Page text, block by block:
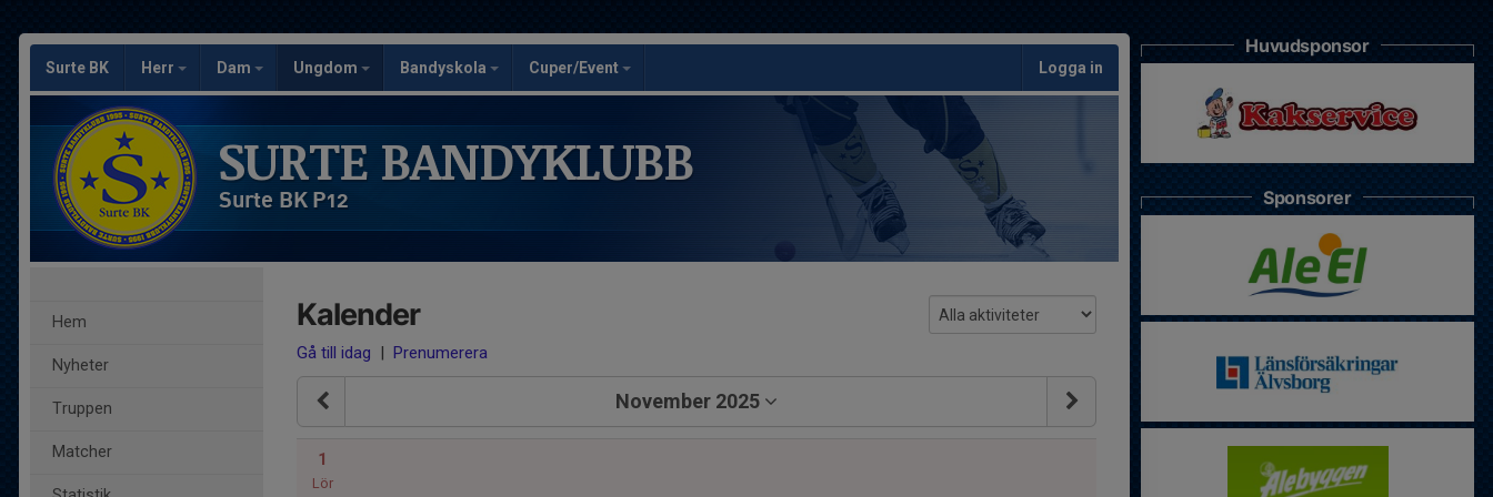
Surte BK Herr Dam Ungdom Bandyskola Cuper/Event Logga in
SURTE BANDYKLUBB
Surte BK P12
Hem
Nyheter
Truppen
Matcher
Kalender
Gå till idag | Prenumerera
November 2025
1
Lör
Huvudsponsor
Sponsorer